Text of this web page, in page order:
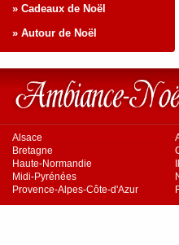
» Cadeaux de Noël
» Autour de Noël
Alsace
Bretagne
Haute-Normandie
Midi-Pyrénées
Provence-Alpes-Côte-d'Azur